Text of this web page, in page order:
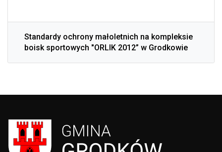
Standardy ochrony małoletnich na kompleksie
boisk sportowych "ORLIK 2012” w Grodkowie